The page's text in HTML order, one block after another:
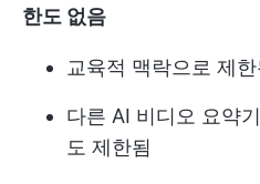
한도 없음
교육적 맥락으로 제한
다른 AI 비디오 요약
도 제한됨